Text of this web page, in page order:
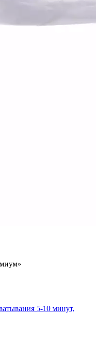
5-10 минут,